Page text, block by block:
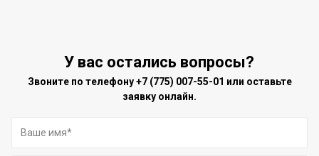
У вас остались вопросы?
Звоните по телефону+7 (775) 007-55-01 или оставьте
заявку онлайн.